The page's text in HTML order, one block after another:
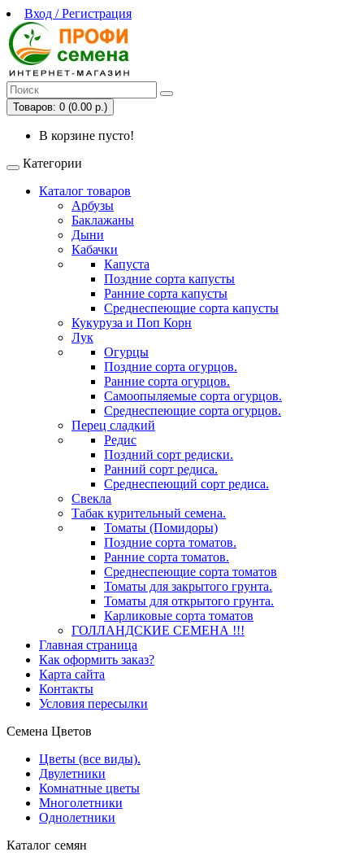
Вход / Регистрация
Товаров: 0 (0.00 р.)
В корзине пусто!
Категории
Каталог товаров
Арбузы
Баклажаны
Дыни
Кабачки
Капуста
Поздние сорта капусты
Ранние сорта капусты
Среднеспеющие сорта капусты
Кукуруза и Поп Корн
Лук
Огурцы
Поздние сорта огурцов.
Ранние сорта огурцов.
Самоопыляемые сорта огурцов.
Среднеспеющие сорта огурцов.
Перец сладкий
Редис
Поздний сорт редиски.
Ранний сорт редиса.
Среднеспеющий сорт редиса.
Свекла
Табак курительный семена.
Томаты (Помидоры)
Поздние сорта томатов.
Ранние сорта томатов.
Среднеспеющие сорта томатов
Томаты для закрытого грунта.
Томаты для открытого грунта.
Карликовые сорта томатов
ГОЛЛАНДСКИЕ СЕМЕНА !!!
Главная страница
Как оформить заказ?
Карта сайта
Контакты
Условия пересылки
Семена Цветов
Цветы (все виды).
Двулетники
Комнатные цветы
Многолетники
Однолетники
Каталог семян